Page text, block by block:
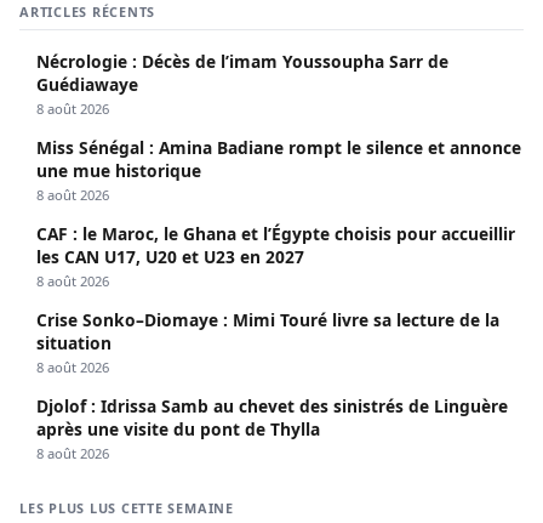
ARTICLES RÉCENTS
Nécrologie : Décès de l’imam Youssoupha Sarr de
Guédiawaye
8 août 2026
Miss Sénégal : Amina Badiane rompt le silence et annonce
une mue historique
8 août 2026
CAF : le Maroc, le Ghana et l’Égypte choisis pour accueillir
les CAN U17, U20 et U23 en 2027
8 août 2026
Crise Sonko–Diomaye : Mimi Touré livre sa lecture de la
situation
8 août 2026
Djolof : Idrissa Samb au chevet des sinistrés de Linguère
après une visite du pont de Thylla
8 août 2026
LES PLUS LUS CETTE SEMAINE